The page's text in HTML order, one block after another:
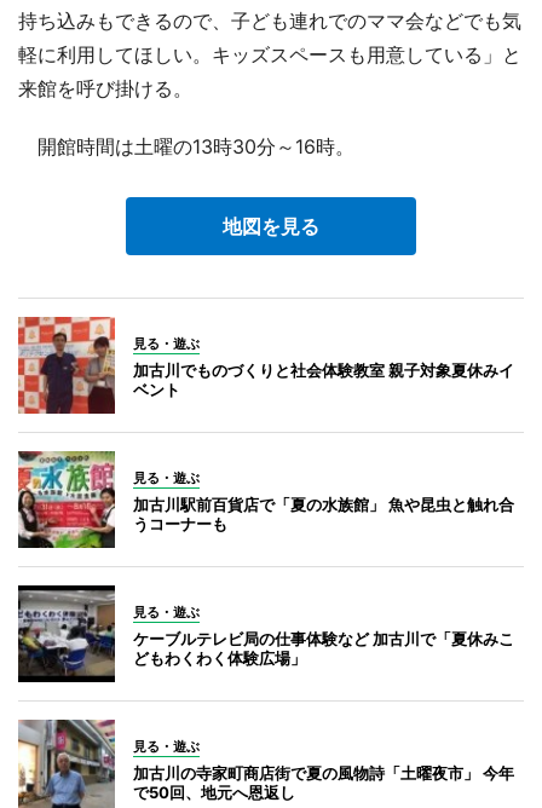
持ち込みもできるので、子ども連れでのママ会などでも気
軽に利用してほしい。キッズスペースも用意している」と
来館を呼び掛ける。
開館時間は土曜の13時30分～16時。
地図を見る
見る・遊ぶ
加古川でものづくりと社会体験教室 親子対象夏休みイ
ベント
見る・遊ぶ
加古川駅前百貨店で「夏の水族館」 魚や昆虫と触れ合
うコーナーも
見る・遊ぶ
ケーブルテレビ局の仕事体験など 加古川で「夏休みこ
どもわくわく体験広場」
見る・遊ぶ
加古川の寺家町商店街で夏の風物詩「土曜夜市」 今年
で50回、地元へ恩返し